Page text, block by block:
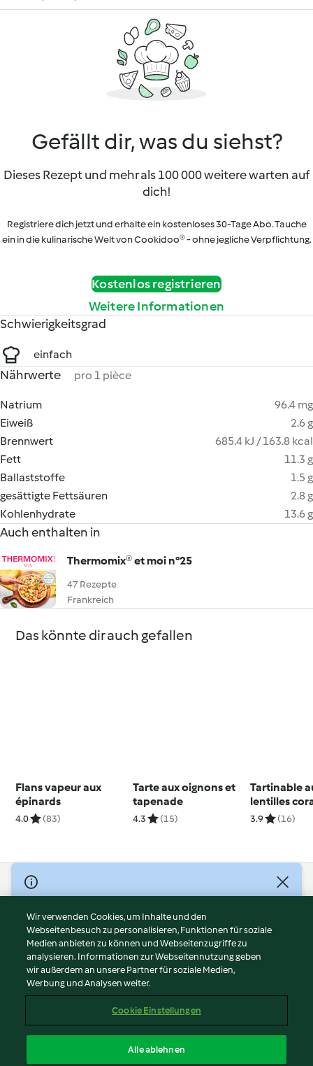
Gefällt dir, was du siehst?
Dieses Rezept und mehr als 100 000 weitere warten auf
dich!
Registriere dich jetzt und erhalte ein kostenloses 30-Tage Abo. Tauche
ein in die kulinarische Welt von Cookidoo® - ohne jegliche Verpflichtung.
Kostenlos registrieren
Weitere Informationen
Schwierigkeitsgrad
einfach
Nährwerte pro 1 pièce
Natrium
96.4 mg
Eiweiß
2.6 g
Brennwert
685.4 kJ / 163.8 kcal
Fett
11.3 g
Ballaststoffe
1.5 g
gesättigte Fettsäuren
2.8 g
Kohlenhydrate
13.6 g
Auch enthalten in
Thermomix® et moi n°25
47 Rezepte
Frankreich
Das könnte dir auch gefallen
Flans vapeur aux
épinards
4.0 (83)
Tarte aux oignons et
tapenade
4.3 (15)
Tartinable
lentilles
breton
3.9 (16)
© Copyright 2026
Nutzungsbedingungen
Datenschutzrichtlinien
Disclaimer
Impressum
Cookies
Abo kündigen
Erklärung zur Barrierefreiheit
Wir verwenden Cookies, um Inhalte und den
Webseitenbesuch zu personalisieren, Funktionen für soziale
Medien anbieten zu können und Webseitenzugriffe zu
analysieren. Informationen zur Webseitennutzung geben
wir außerdem an unsere Partner für soziale Medien,
Werbung und Analysen weiter.
Cookie Einstellungen
Alle ablehnen